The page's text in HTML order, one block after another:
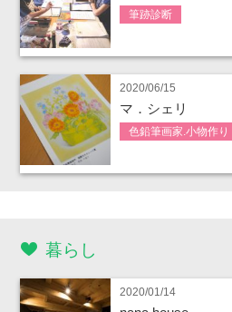
筆跡診断
2020/06/15
マ．シェリ
色鉛筆画家.小物作り
暮らし
2020/01/14